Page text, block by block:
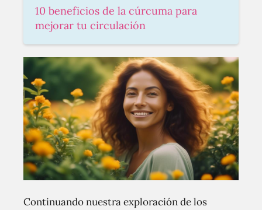
10 beneficios de la cúrcuma para
mejorar tu circulación
Continuando nuestra exploración de los